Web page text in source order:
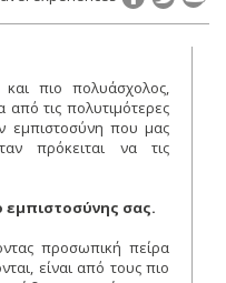
πιο πολυάσχολος,
από τις πολυτιμότερες
εμπιστοσύνη που μας
πρόκειται να τις
σας.
προσωπική πείρα
είναι από τους πιο